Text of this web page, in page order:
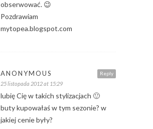
obserwować. 😉
Pozdrawiam
mytopea.blogspot.com
Reply
ANONYMOUS
25 listopada 2012 at 15:29
lubię Cię w takich stylizacjach 🙂
buty kupowałaś w tym sezonie? w
jakiej cenie były?